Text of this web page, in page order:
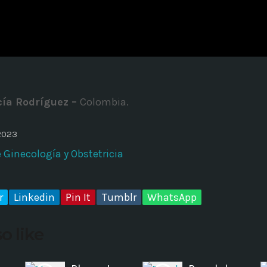
Time
Rodríguez – Colombia.
Ginecología y Obstetricia
Linkedin Pin It Tumblr WhatsApp